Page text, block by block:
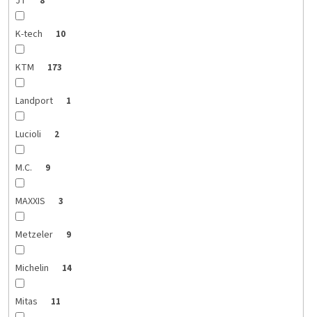
K-tech 10
KTM 173
Landport 1
Lucioli 2
M.C. 9
MAXXIS 3
Metzeler 9
Michelin 14
Mitas 11